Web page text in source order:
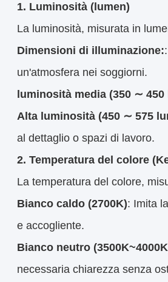
1. Luminosità (lumen)
La luminosità, misurata in
Dimensioni di illuminazione:
un'atmosfera nei soggiorni.
luminosità media (350 ∼ 450
Alta luminosità (450 ∼ 575
al dettaglio o spazi di lavoro.
2. Temperatura del colore
La temperatura del colore,
Bianco caldo (2700K): Imita
e accogliente.
Bianco neutro
necessaria chiarezza senza